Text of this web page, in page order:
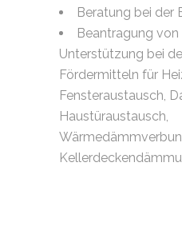
Beratung bei der
Beantragung
Unterstützung bei
Fördermitteln für
Fensteraustausch,
Haustüraustausch,